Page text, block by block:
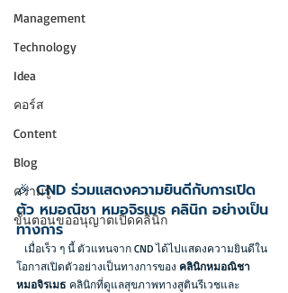
Management
Technology
Idea
คอร์ส
Content
Blog
ความรู้
ขั้นตอนขออนุญาตเปิดคลินิก
🎉 CND ร่วมแสดงความยินดีกับการเปิด
ตัว หมอณิชา หมอจิรเมธ คลินิก อย่างเป็น
ทางการ
โอกาสเปิดตัวอย่างเป็นทางการของ คลินิกหมอณิชา
หมอจิรเมธ คลินิกที่ดูแลสุขภาพทางสูตินรีเวชและ